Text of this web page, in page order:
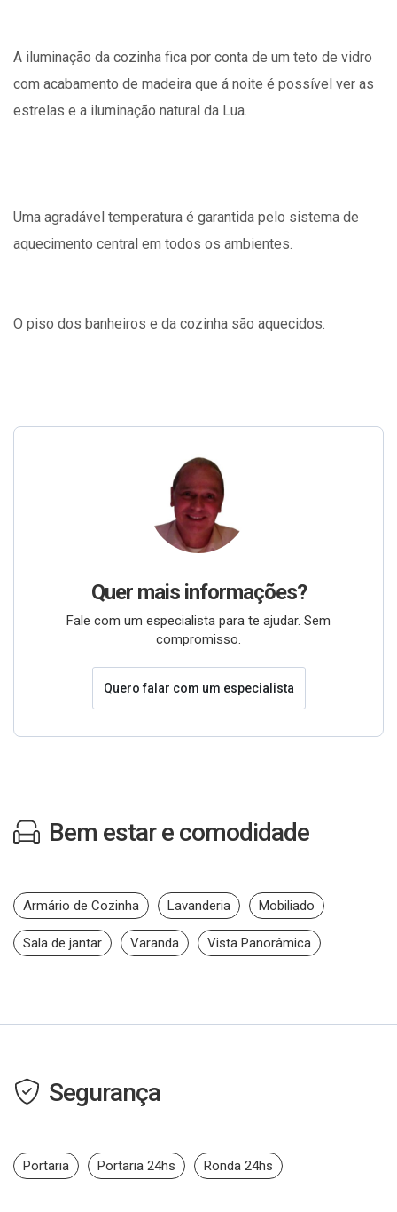
A iluminação da cozinha fica por conta de um teto de vidro
com acabamento de madeira que á noite é possível ver as
estrelas e a iluminação natural da Lua.
Uma agradável temperatura é garantida pelo sistema de
aquecimento central em todos os ambientes.
O piso dos banheiros e da cozinha são aquecidos.
Quer mais informações?
Fale com um especialista para te ajudar. Sem
compromisso.
Quero falar com um especialista
Bem estar e comodidade
Armário de Cozinha Lavanderia Mobiliado
Sala de jantar Varanda Vista Panorâmica
Segurança
Portaria Portaria 24hs Ronda 24hs